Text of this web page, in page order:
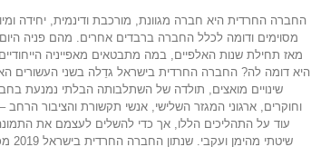
החברה החרדית היא חברה מגוונת, מורכבת ודינמית, יחידה
מסוימים ודומה לכלל החברה ברבדים אחרים. מהם פניה
מאז תחילת שנות האלפיים, במה מתבטאים מאפייניה
היא דומה לה? החברה החרדית בישראל גדֵלה בשני העשורים
שינויים מואצים, תולדה של השתלבותה הבלתי נמנעת
וחוקרים, ארגוני המגזר השלישי, אנשי תקשורת והציבור הרחב
עוד על התהליכים הללו, אך כדי להשלים לעצמם את